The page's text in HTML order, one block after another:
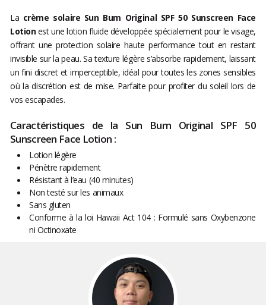
La crème solaire Sun Bum Original SPF 50 Sunscreen Face
Lotionest une lotion fluide développée spécialement pour le visage,
offrant une protection solaire haute performance tout en restant
invisible sur la peau. Sa texture légère s’absorbe rapidement, laissant
un fini discret et imperceptible, idéal pour toutes les zones sensibles
où la discrétion est de mise. Parfaite pour profiter du soleil lors de
vos escapades.
Caractéristiques de la Sun Bum Original SPF 50
Sunscreen Face Lotion :
Lotion légère
Pénètre rapidement
Résistant à l’eau (40 minutes)
Non testé sur les animaux
Sans gluten
Conforme à la loi Hawaii Act 104 : Formulé sans Oxybenzone
ni Octinoxate